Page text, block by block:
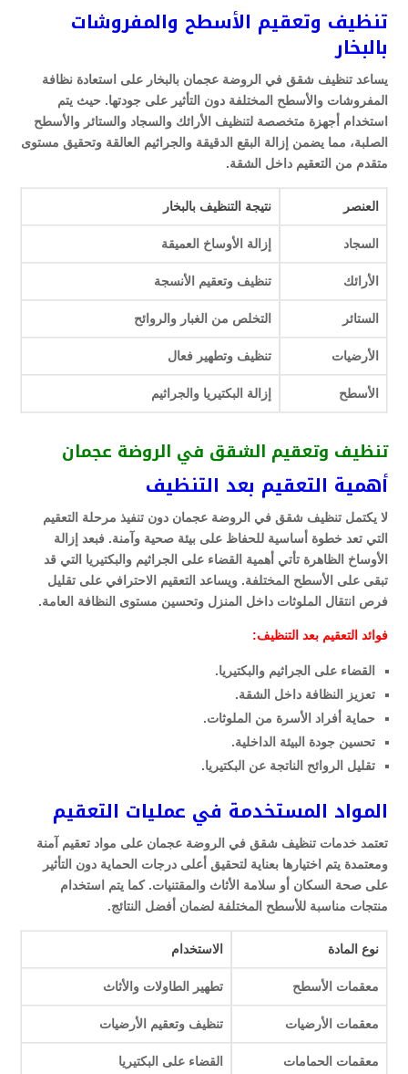
تنظيف وتعقيم الأسطح والمفروشات
بالبخار
يساعد تنظيف شقق في الروضة عجمان بالبخار على استعادة نظافة
المفروشات والأسطح المختلفة دون التأثير على جودتها. حيث يتم
استخدام أجهزة متخصصة لتنظيف الأرائك والسجاد والستائر والأسطح
الصلبة، مما يضمن إزالة البقع الدقيقة والجراثيم العالقة وتحقيق مستوى
متقدم من التعقيم داخل الشقة.
العنصر نتيجة التنظيف بالبخار
السجاد إزالة الأوساخ العميقة
الأرائك تنظيف وتعقيم الأنسجة
الستائر التخلص من الغبار والروائح
الأرضيات تنظيف وتطهير فعال
الأسطح إزالة البكتيريا والجراثيم
تنظيف وتعقيم الشقق في الروضة عجمان
أهمية التعقيم بعد التنظيف
لا يكتمل تنظيف شقق في الروضة عجمان دون تنفيذ مرحلة التعقيم
التي تعد خطوة أساسية للحفاظ على بيئة صحية وآمنة. فبعد إزالة
الأوساخ الظاهرة تأتي أهمية القضاء على الجراثيم والبكتيريا التي قد
تبقى على الأسطح المختلفة. ويساعد التعقيم الاحترافي على تقليل
فرص انتقال الملوثات داخل المنزل وتحسين مستوى النظافة العامة.
فوائد التعقيم بعد التنظيف:
القضاء على الجراثيم والبكتيريا.
تعزيز النظافة داخل الشقة.
حماية أفراد الأسرة من الملوثات.
تحسين جودة البيئة الداخلية.
تقليل الروائح الناتجة عن البكتيريا.
المواد المستخدمة في عمليات التعقيم
تعتمد خدمات تنظيف شقق في الروضة عجمان على مواد تعقيم آمنة
ومعتمدة يتم اختيارها بعناية لتحقيق أعلى درجات الحماية دون التأثير
على صحة السكان أو سلامة الأثاث والمقتنيات. كما يتم استخدام
منتجات مناسبة للأسطح المختلفة لضمان أفضل النتائج.
نوع المادة الاستخدام
معقمات الأسطح تطهير الطاولات والأثاث
معقمات الأرضيات تنظيف وتعقيم الأرضيات
معقمات الحمامات القضاء على البكتيريا